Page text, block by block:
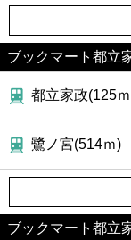
ブックマート都立
都立家政(125
鷺ノ宮(514ｍ)
ブックマート都立